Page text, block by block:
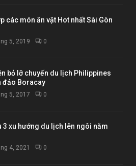
các món ăn vặt Hot nhất Sài Gòn
5, 2019 0
bỏ lỡ chuyến du lịch Philippines
đảo Boracay
5, 2017 0
3 xu hướng du lịch lên ngôi năm
4, 2021 0